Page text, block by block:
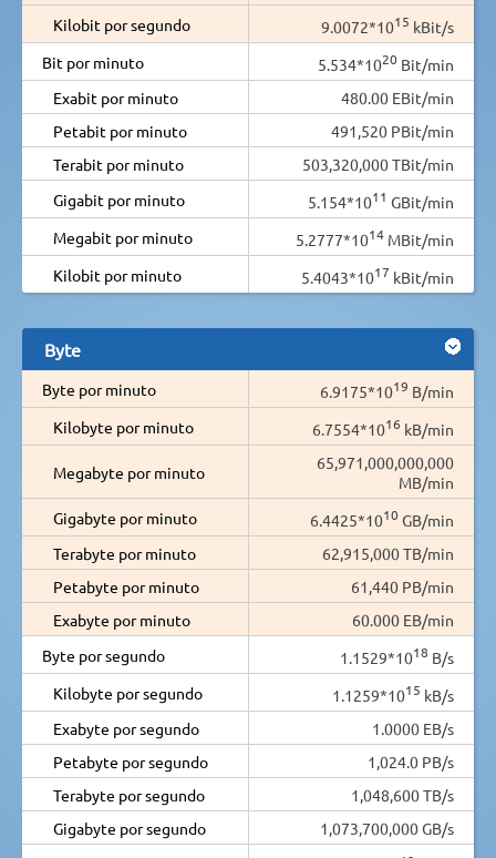
Kilobit por segundo
9.0072*1015 kBit/s
Bit por minuto
5.534*1020 Bit/min
Exabit por minuto
480.00 EBit/min
Petabit por minuto
491,520 PBit/min
Terabit por minuto
503,320,000 TBit/min
Gigabit por minuto
5.154*1011 GBit/min
Megabit por minuto
5.2777*1014 MBit/min
Kilobit por minuto
5.4043*1017 kBit/min
Byte
Byte por minuto 6.9175*1019 B/min
Kilobyte por minuto
6.7554*1016 kB/min
Megabyte por minuto
65,971,000,000,000
MB/min
Gigabyte por minuto
6.4425*1010 GB/min
Terabyte por minuto
62,915,000 TB/min
Petabyte por minuto
61,440 PB/min
Exabyte por minuto
60.000 EB/min
Byte por segundo
1.1529*1018 B/s
Kilobyte por segundo
1.1259*1015 kB/s
Exabyte por segundo
1.0000 EB/s
Petabyte por segundo
1,024.0 PB/s
Terabyte por segundo
1,048,600 TB/s
Gigabyte por segundo
1,073,700,000 GB/s